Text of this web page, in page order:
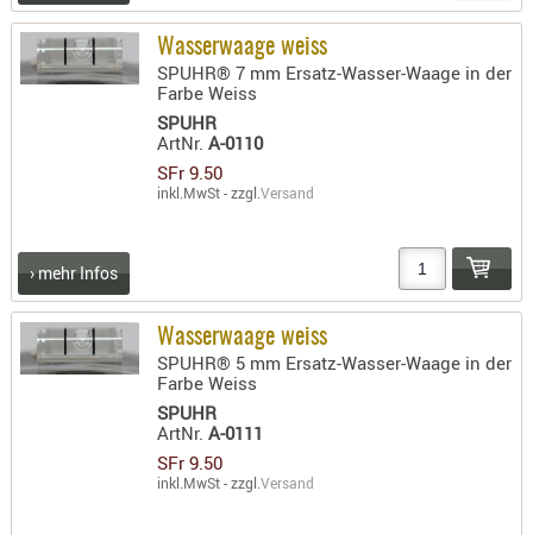
Wasserwaage weiss
SPUHR® 7 mm Ersatz-Wasser-Waage in der
Farbe Weiss
SPUHR
ArtNr.A-0110
SFr 9.50
inkl.MwSt - zzgl.Versand
› mehr Infos
Wasserwaage weiss
SPUHR® 5 mm Ersatz-Wasser-Waage in der
Farbe Weiss
SPUHR
ArtNr.A-0111
SFr 9.50
inkl.MwSt - zzgl.Versand